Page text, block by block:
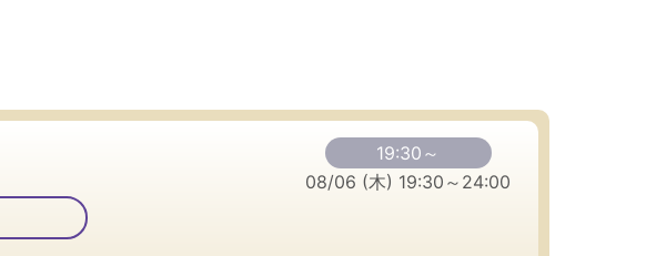
19:30～
08/06 (木) 19:30～24:00